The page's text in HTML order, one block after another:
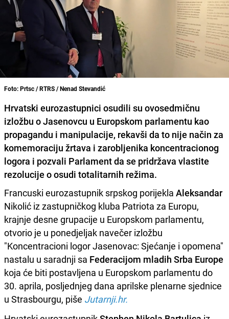
Foto: Prtsc / RTRS / Nenad Stevandić
Hrvatski eurozastupnici osudili su ovosedmičnu
izložbu o Jasenovcu u Europskom parlamentu kao
propagandu i manipulacije, rekavši da to nije način za
komemoraciju žrtava i zarobljenika koncentracionog
logora i pozvali Parlament da se pridržava vlastite
rezolucije o osudi totalitarnih režima.
Francuski eurozastupnik srpskog porijekla Aleksandar
Nikolić iz zastupničkog kluba Patriota za Europu,
krajnje desne grupacije u Europskom parlamentu,
otvorio je u ponedjeljak navečer izložbu
"Koncentracioni logor Jasenovac: Sjećanje i opomena"
nastalu u saradnji sa Federacijom mladih Srba Europe
koja će biti postavljena u Europskom parlamentu do
30. aprila, posljednjeg dana aprilske plenarne sjednice
u Strasbourgu, piše Jutarnji.hr.